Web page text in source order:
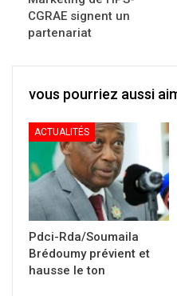
CGRAE signent un
partenariat
vous pourriez aussi
ACTUALITÉS
Pdci-Rda/Soumaila
Brédoumy prévient et
hausse le ton